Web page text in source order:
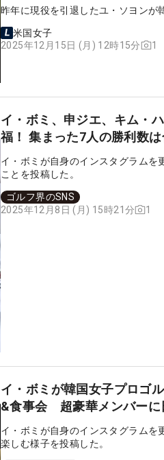
昨年に現役を引退したユ・ソヨンが
米国女子
2025年12月15日 (月) 12時15分
1
イ・ボミ、申ジエ、キム・
福！ 集まった7人の勝利数は
イ・ボミが自身のインスタグラムを
ことを投稿した。
ゴルフ界のSNS
2025年12月8日 (月) 15時21分
1
イ・ボミが韓国女子プロゴ
&食事会 超豪華メンバーに
イ・ボミが自身のインスタグラムを
楽しむ様子を投稿した。